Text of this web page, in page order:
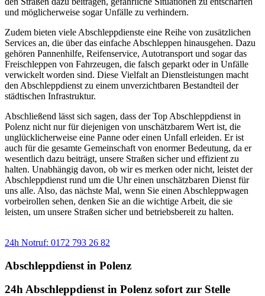
und möglicherweise sogar Unfälle zu verhindern.
Zudem bieten viele Abschleppdienste eine Reihe von zusätzlichen
Services an, die über das einfache Abschleppen hinausgehen. Dazu
gehören Pannenhilfe, Reifenservice, Autotransport und sogar das
Freischleppen von Fahrzeugen, die falsch geparkt oder in Unfälle
verwickelt worden sind. Diese Vielfalt an Dienstleistungen macht
den Abschleppdienst zu einem unverzichtbaren Bestandteil der
städtischen Infrastruktur.
Abschließend lässt sich sagen, dass der Top Abschleppdienst in
Polenz nicht nur für diejenigen von unschätzbarem Wert ist, die
unglücklicherweise eine Panne oder einen Unfall erleiden. Er ist
auch für die gesamte Gemeinschaft von enormer Bedeutung, da er
wesentlich dazu beiträgt, unsere Straßen sicher und effizient zu
halten. Unabhängig davon, ob wir es merken oder nicht, leistet der
Abschleppdienst rund um die Uhr einen unschätzbaren Dienst für
uns alle. Also, das nächste Mal, wenn Sie einen Abschleppwagen
vorbeirollen sehen, denken Sie an die wichtige Arbeit, die sie
leisten, um unsere Straßen sicher und betriebsbereit zu halten.
24h Notruf: 0172 793 26 82
Abschleppdienst in Polenz
24h Abschleppdienst in Polenz sofort zur Stelle